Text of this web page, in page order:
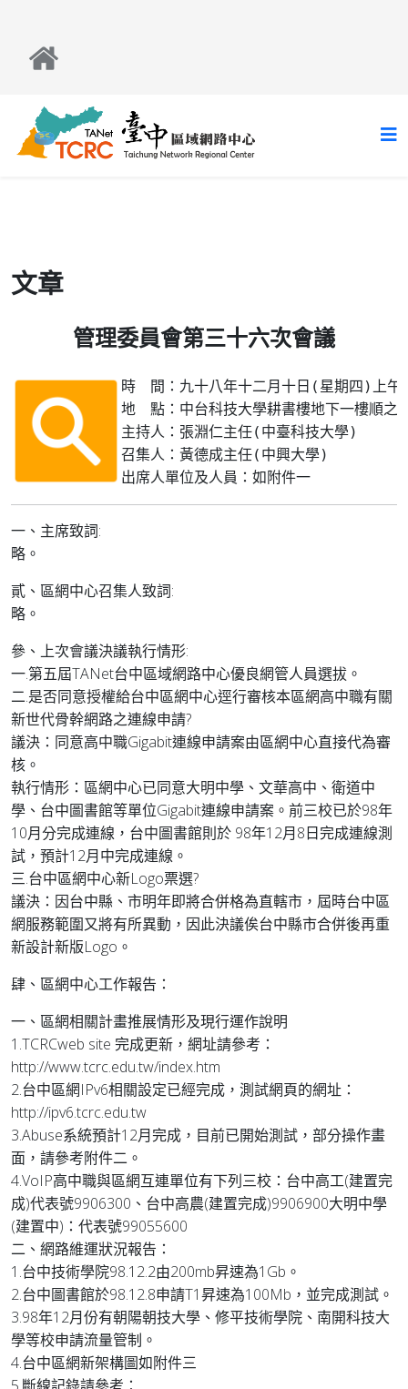
文章
管理委員會第三十六次會議
時　間：九十八年十二月十日(星期四)上午
地　點：中台科技大學耕書樓地下一樓順之
主持人：張淵仁主任(中臺科技大學)
召集人：黃德成主任(中興大學)
出席人單位及人員：如附件一
一、主席致詞:
略。
貳、區網中心召集人致詞:
略。
參、上次會議決議執行情形:
一.第五屆TANet台中區域網路中心優良網管人員選拔。
二.是否同意授權給台中區網中心逕行審核本區網高中職有關
新世代骨幹網路之連線申請?
議決：同意高中職Gigabit連線申請案由區網中心直接代為審
核。
執行情形：區網中心已同意大明中學、文華高中、衛道中
學、台中圖書館等單位Gigabit連線申請案。前三校已於98年
10月分完成連線，台中圖書館則於 98年12月8日完成連線測
試，預計12月中完成連線。
三.台中區網中心新Logo票選?
議決：因台中縣、市明年即將合併格為直轄市，屆時台中區
網服務範圍又將有所異動，因此決議俟台中縣市合併後再重
新設計新版Logo。
肆、區網中心工作報告：
一、區網相關計畫推展情形及現行運作說明
1.TCRCweb site 完成更新，網址請參考：
http://www.tcrc.edu.tw/index.htm
2.台中區網IPv6相關設定已經完成，測試網頁的網址：
http://ipv6.tcrc.edu.tw
3.Abuse系統預計12月完成，目前已開始測試，部分操作畫
面，請參考附件二。
4.VoIP高中職與區網互連單位有下列三校：台中高工(建置完
成)代表號9906300、台中高農(建置完成)9906900大明中學
(建置中)：代表號99055600
二、網路維運狀況報告：
1.台中技術學院98.12.2由200mb昇速為1Gb。
2.台中圖書館於98.12.8申請T1昇速為100Mb，並完成測試。
3.98年12月份有朝陽朝技大學、修平技術學院、南開科技大
學等校申請流量管制。
4.台中區網新架構圖如附件三